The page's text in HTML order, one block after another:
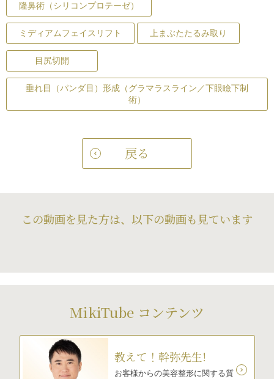
隆鼻術（シリコンプロテーゼ）
ミディアムフェイスリフト 上まぶたたるみ取り
目尻切開
垂れ目（パンダ目）形成（グラマラスライン／下眼瞼下制
術）
戻る
この動画を見た方は、以下の動画も見ています
MikiTube コンテンツ
教えて！幹弥先生!
お客様からの美容整形に関する質